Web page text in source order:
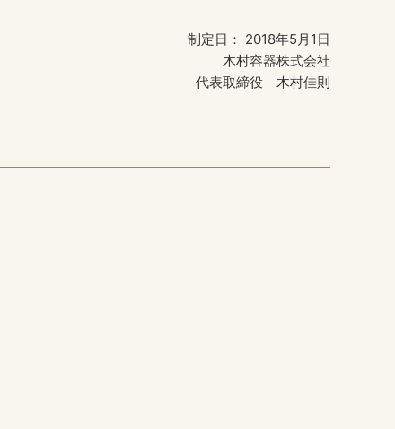
制定日： 2018年5月1日
木村容器株式会社
代表取締役 木村佳則